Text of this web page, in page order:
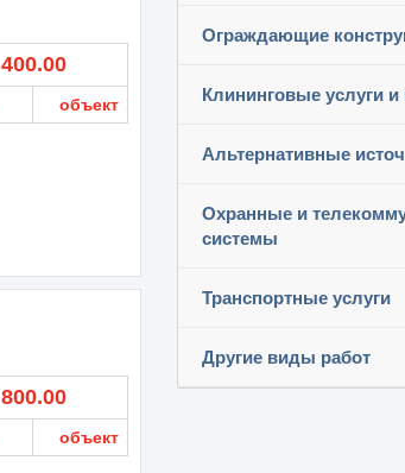
Ограждающие
Клининговые услуги
Альтернативные
Охранные и
системы
Транспортные услуги
Другие виды работ
400.00
объект
800.00
объект